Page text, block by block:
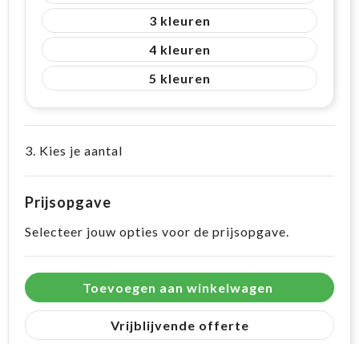
3
4
5
3. Kies je aantal
Prijsopgave
Selecteer jouw opties voor de prijsopgave.
Toevoegen aan winkelwagen
Vrijblijvende offerte